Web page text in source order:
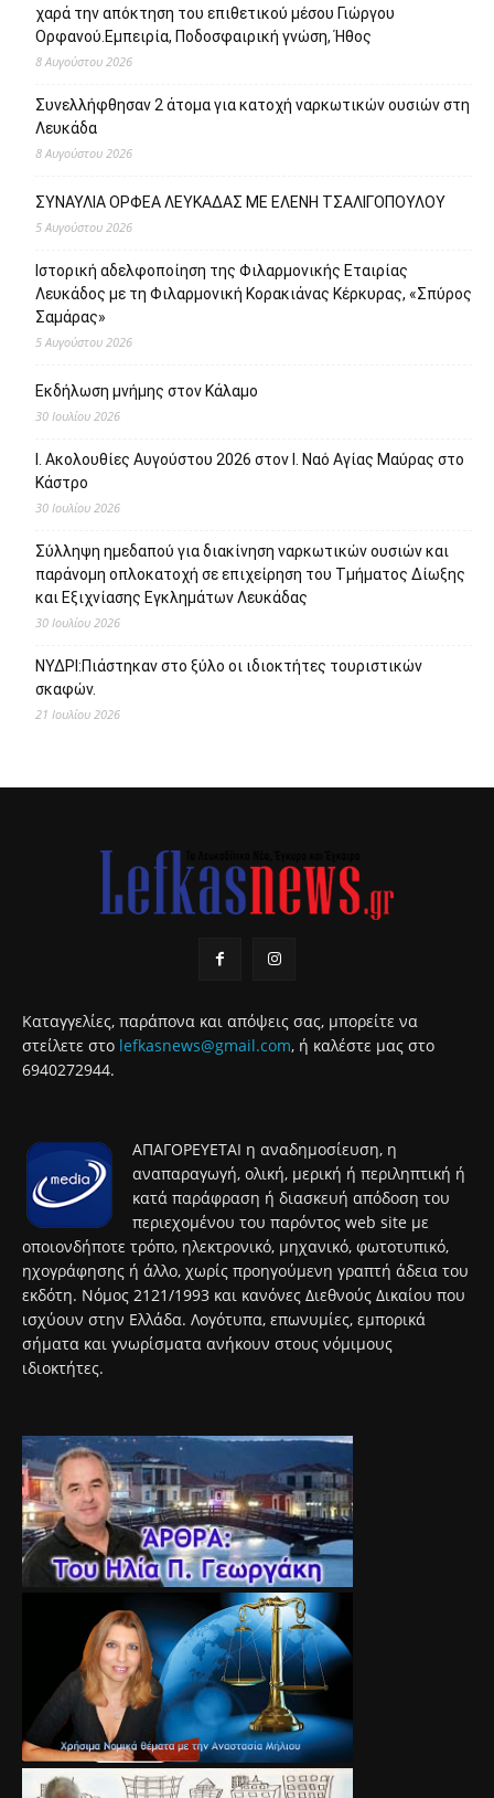
χαρά την απόκτηση του επιθετικού μέσου Γιώργου
Ορφανού.Εμπειρία, Ποδοσφαιρική γνώση, Ήθος
8 Αυγούστου 2026
Συνελλήφθησαν 2 άτομα για κατοχή ναρκωτικών ουσιών στη
Λευκάδα
8 Αυγούστου 2026
ΣΥΝΑΥΛΙΑ ΟΡΦΕΑ ΛΕΥΚΑΔΑΣ ΜΕ ΕΛΕΝΗ ΤΣΑΛΙΓΟΠΟΥΛΟΥ
5 Αυγούστου 2026
Ιστορική αδελφοποίηση της Φιλαρμονικής Εταιρίας
Λευκάδος με τη Φιλαρμονική Κορακιάνας Κέρκυρας, «Σπύρος
Σαμάρας»
5 Αυγούστου 2026
Εκδήλωση μνήμης στον Κάλαμο
30 Ιουλίου 2026
Ι. Ακολουθίες Αυγούστου 2026 στον Ι. Ναό Αγίας Μαύρας στο
Κάστρο
30 Ιουλίου 2026
Σύλληψη ημεδαπού για διακίνηση ναρκωτικών ουσιών και
παράνομη οπλοκατοχή σε επιχείρηση του Τμήματος Δίωξης
και Εξιχνίασης Εγκλημάτων Λευκάδας
30 Ιουλίου 2026
ΝΥΔΡΙ:Πιάστηκαν στο ξύλο οι ιδιοκτήτες τουριστικών
σκαφών.
21 Ιουλίου 2026
Καταγγελίες, παράπονα και απόψεις σας, μπορείτε να
στείλετε στο lefkasnews@gmail.com, ή καλέστε μας στο
6940272944.
ΑΠΑΓΟΡΕΥΕΤΑΙ η αναδημοσίευση, η
αναπαραγωγή, ολική, μερική ή περιληπτική ή
κατά παράφραση ή διασκευή απόδοση του
περιεχομένου του παρόντος web site με
οποιονδήποτε τρόπο, ηλεκτρονικό, μηχανικό, φωτοτυπικό,
ηχογράφησης ή άλλο, χωρίς προηγούμενη γραπτή άδεια του
εκδότη. Νόμος 2121/1993 και κανόνες Διεθνούς Δικαίου που
ισχύουν στην Ελλάδα. Λογότυπα, επωνυμίες, εμπορικά
σήματα και γνωρίσματα ανήκουν στους νόμιμους
ιδιοκτήτες.